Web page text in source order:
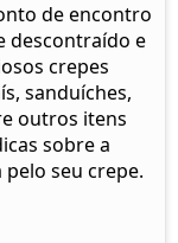
de encontro
descontraído e
crepes
sanduíches,
outros itens
sobre a
seu crepe.​